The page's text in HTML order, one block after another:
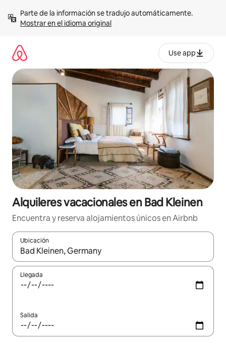
contenidoMostrar en el idioma original
Use app
Alquileres vacacionales en Bad Kleinen
Encuentra y reserva alojamientos únicos en Airbnb
Ubicación
Cuando los resultados estén disponibles, navega con las
Llegada
Salida